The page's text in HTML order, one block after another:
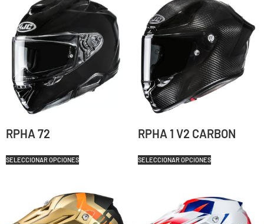
RPHA 72
SELECCIONAR OPCIONES
RPHA 1 V2 CARBON
SELECCIONAR OPCIONES